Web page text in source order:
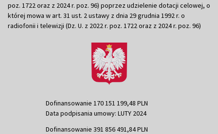
poz. 1722 oraz z 2024 r. poz. 96) poprzez udzielenie dotacji celowej, o
której mowa w art. 31 ust. 2 ustawy z dnia 29 grudnia 1992 r. o
radiofonii i telewizji (Dz. U. z 2022 r. poz. 1722 oraz z 2024 r. poz. 96)
Dofinansowanie 170 151 199,48 PLN
Data podpisania umowy: LUTY 2024
Dofinansowanie 391 856 491,84 PLN